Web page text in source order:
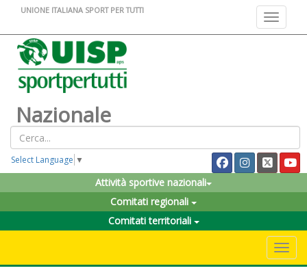
Toggle
UNIONE ITALIANA SPORT PER TUTTI
Nazionale
Select Language ▼
Attività sportive nazionali
Comitati regionali
Comitati territoriali